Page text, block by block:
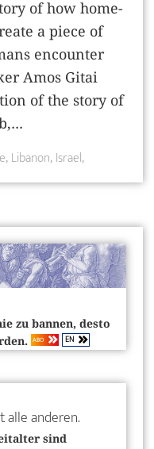
of how home-
a piece of
encounter
Amos Gitai
of the story of
Libanon Israel
zu bannen, desto
ABO EN
alle anderen.
sind